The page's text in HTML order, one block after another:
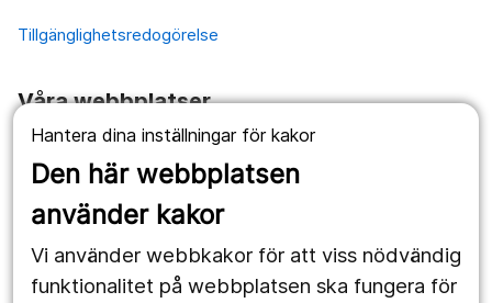
Hantera dina inställningar för kakor
Den här webbplatsen
använder kakor
Vi använder webbkakor för att viss nödvändig
funktionalitet på webbplatsen ska fungera för
Tillgänglighetsredogörelse
Våra webbplatser
1177.se
Länstrafiken
Utveckling